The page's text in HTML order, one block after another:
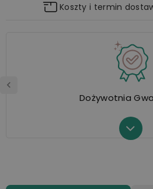
Koszty i termin
Dożywotnia